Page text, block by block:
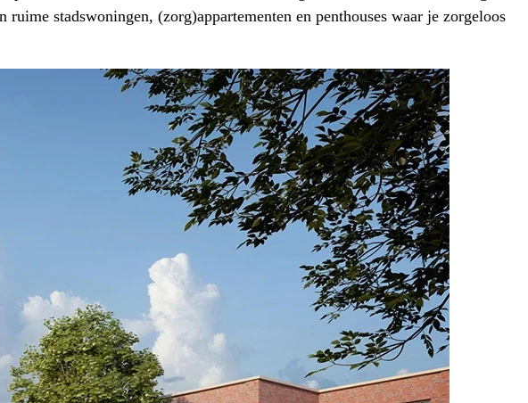
stadswoningen, (zorg)appartementen en penthouses waar je zorgeloos